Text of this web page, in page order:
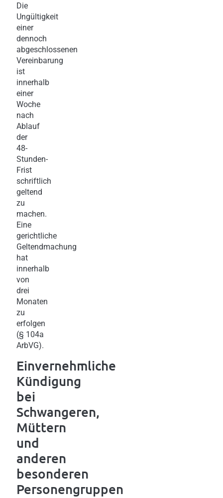
Die
Ungültigkeit
einer
dennoch
abgeschlossenen
Vereinbarung
ist
innerhalb
einer
Woche
nach
Ablauf
der
48-
Stunden-
Frist
schriftlich
geltend
zu
machen.
Eine
gerichtliche
Geltendmachung
hat
innerhalb
von
drei
Monaten
zu
erfolgen
(§ 104a
ArbVG).
Einvernehmliche
Kündigung
bei
Schwangeren,
Müttern
und
anderen
besonderen
Personengruppen